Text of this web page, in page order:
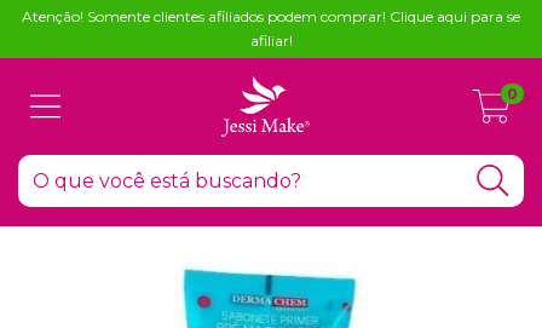
Atenção! Somente clientes afiliados podem comprar! Clique aqui para se
afiliar!
0